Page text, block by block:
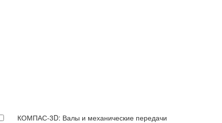
КОМПАС-3D: Валы и механические передачи